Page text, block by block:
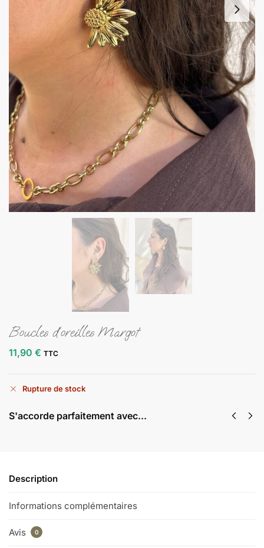
Boucles d’oreilles Margot
11,90 € TTC
Rupture de stock
S'accorde parfaitement avec...
Description
Informations complémentaires
Avis 0